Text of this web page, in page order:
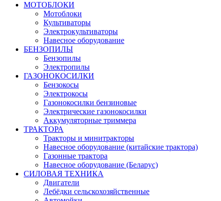
МОТОБЛОКИ
Мотоблоки
Культиваторы
Электрокультиваторы
Навесное оборудование
БЕНЗОПИЛЫ
Бензопилы
Электропилы
ГАЗОНОКОСИЛКИ
Бензокосы
Электрокосы
Газонокосилки бензиновые
Электрические газонокосилки
Аккумуляторные триммера
ТРАКТОРА
Тракторы и минитракторы
Навесное оборудование (китайские трактора)
Газонные трактора
Навесное оборудование (Беларус)
СИЛОВАЯ ТЕХНИКА
Двигатели
Лебёдки сельскохозяйственные